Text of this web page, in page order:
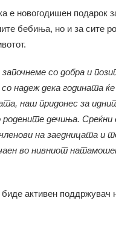
е новогодишен подарок
бебиња, но и за сите
со добра и
со надеж дека годината
наш придонес за
дечиња. Среќни
членови на заедницата
во нивниот
активен поддржувач